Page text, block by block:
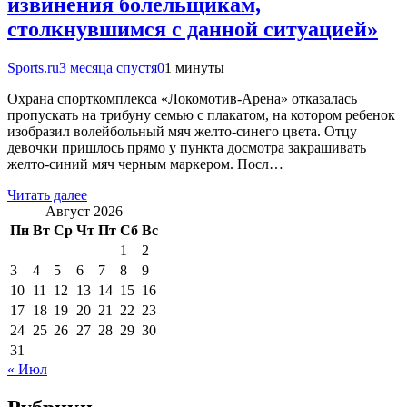
извинения болельщикам,
столкнувшимся с данной ситуацией»
Sports.ru3 месяца спустя01 минуты
Охрана спорткомплекса «Локомотив-Арена» отказалась
пропускать на трибуну семью с плакатом, на котором ребенок
изобразил волейбольный мяч желто-синего цвета. Отцу
девочки пришлось прямо у пункта досмотра закрашивать
желто-синий мяч черным маркером. Посл…
Читать далее
Август 2026
Пн Вт Ср Чт Пт Сб Вс
1
2
3
4 5 6 7 8
9
10 11 12 13 14 15 16
17 18 19 20 21 22 23
24 25 26 27 28 29 30
31
« Июл